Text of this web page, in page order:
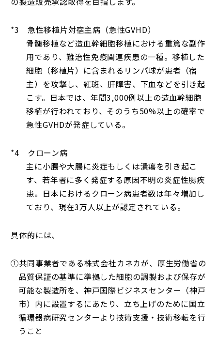
*3 急性移植片対宿主病（急性GVHD）
骨髄移植など造血幹細胞移植における重篤な副作
用であり、難治性免疫関連疾患の一種。移植した
細胞（移植片）に含まれるリンパ球が患者（宿
主）を攻撃し、紅斑、肝障害、下血などを引き起
こす。日本では、年間3,000例以上の造血幹細胞
移植が行われており、そのうち50%以上の確率で
急性GVHDが発症している。
*4 クローン病
主に小腸や大腸に炎症もしくは潰瘍を引き起こ
す、若年者に多く発症する原因不明の炎症性腸疾
患。日本におけるクローン病患者数は年々増加し
ており、現在3万人以上が認定されている。
具体的には、
①共同事業者である株式会社カネカが、厚生労働省の
品質保証の基準に準拠した細胞の調製および保存が
可能な製造所を、神戸国際ビジネスセンター（神戸
市）内に設置するにあたり、立ち上げのために国立
循環器病研究センターより技術支援・技術移転を行
うこと